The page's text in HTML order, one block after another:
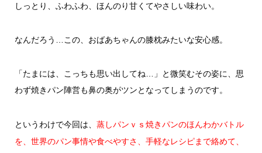
しっとり、ふわふわ、ほんのり甘くてやさしい味わい。
なんだろう…この、おばあちゃんの膝枕みたいな安心感。
「たまには、こっちも思い出してね…」と微笑むその姿に、思
わず焼きパン陣営も鼻の奥がツンとなってしまうのです。
というわけで今回は、 蒸しパンｖｓ焼きパンのほんわかバトル
を、世界のパン事情や食べやすさ、手軽なレシピまで絡めて、